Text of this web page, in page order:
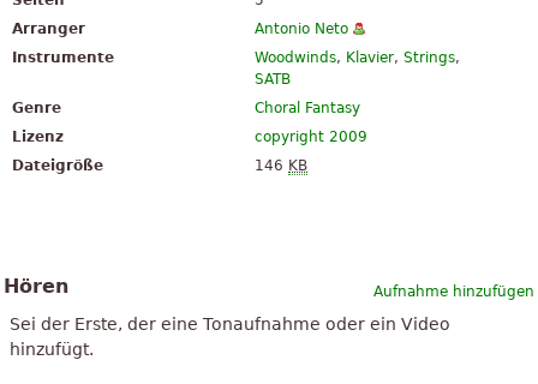
Arranger
Antonio Neto
Instrumente
Woodwinds, Klavier,Strings,
SATB
Genre
Choral Fantasy
Lizenz
copyright 2009
Dateigröße
146 KB
Aufnahme hinzufügen
Hören
Sei der Erste, der eine Tonaufnahme oder ein Video
hinzufügt.